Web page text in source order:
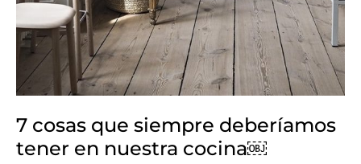
7 cosas que siempre deberíamos
tener en nuestra cocina￼